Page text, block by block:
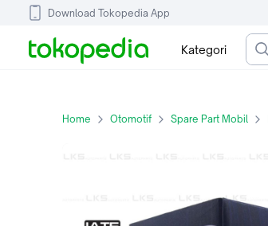
Download Tokopedia App
Kategori
Home Otomotif Spare Part Mobil